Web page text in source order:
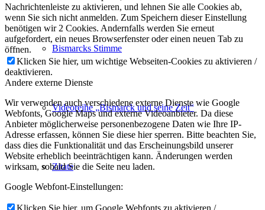
Bismarcks Stimme
Videoreihe „Bismarck und seine Zeit“
Zitate
Nachrichtenleiste zu aktivieren, und lehnen Sie alle Cookies ab,
wenn Sie sich nicht anmelden. Zum Speichern dieser Einstellung
benötigen wir 2 Cookies. Andernfalls werden Sie erneut
aufgefordert, ein neues Browserfenster oder einen neuen Tab zu
öffnen.
Klicken Sie hier, um wichtige Webseiten-Cookies zu aktivieren /
deaktivieren.
Andere externe Dienste
Wir verwenden auch verschiedene externe Dienste wie Google
Webfonts, Google Maps und externe Videoanbieter. Da diese
Anbieter möglicherweise personenbezogene Daten wie Ihre IP-
Adresse erfassen, können Sie diese hier sperren. Bitte beachten Sie,
dass dies die Funktionalität und das Erscheinungsbild unserer
Website erheblich beeinträchtigen kann. Änderungen werden
wirksam, sobald Sie die Seite neu laden.
Google Webfont-Einstellungen: